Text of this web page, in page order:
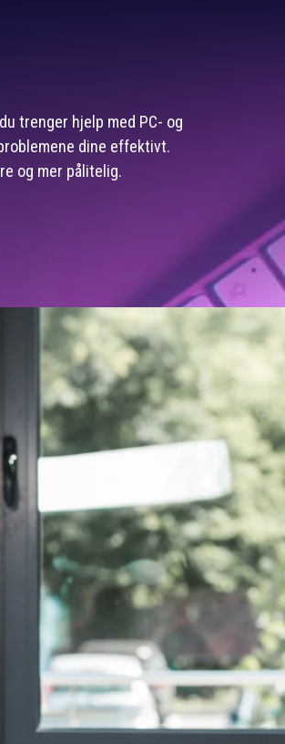
trenger hjelp med PC- og
dine effektivt.
og mer pålitelig.